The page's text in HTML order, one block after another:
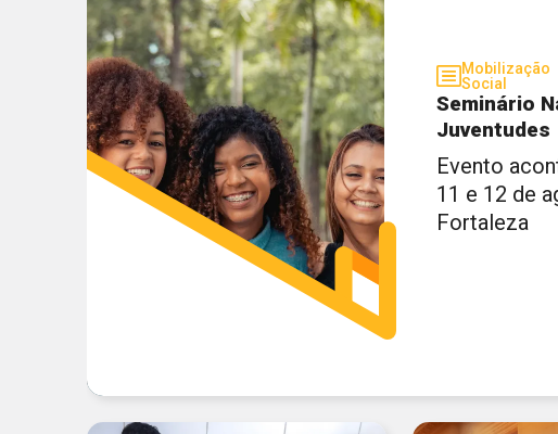
Mobilização
Social
Seminário
Juventudes
Evento
11 e 12 de
Fortaleza